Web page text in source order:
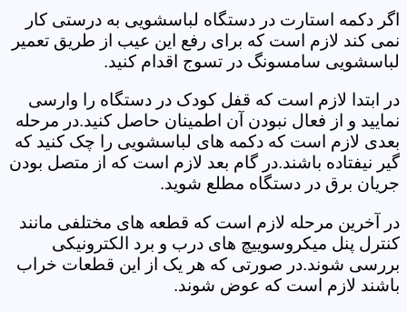
اگر دکمه استارت در دستگاه لباسشویی به درستی کار
نمی کند لازم است که برای رفع این عیب از طریق تعمیر
لباسشویی سامسونگ در تسوج اقدام کنید.
در ابتدا لازم است که قفل کودک در دستگاه را وارسی
نمایید و از فعال نبودن آن اطمینان حاصل کنید.در مرحله
بعدی لازم است که دکمه های لباسشویی را چک کنید که
گیر نیفتاده باشند.در گام بعد لازم است که از متصل بودن
جریان برق در دستگاه مطلع شوید.
در آخرین مرحله لازم است که قطعه های مختلفی مانند
کنترل پنل میکروسوییچ های درب و برد الکترونیکی
بررسی شوند.در صورتی که هر یک از این قطعات خراب
باشند لازم است که عوض شوند.